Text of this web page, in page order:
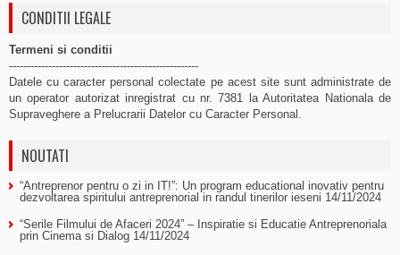
CONDITII LEGALE
Termeni si conditii
-----------------------------------------------------
Datele cu caracter personal colectate pe acest site sunt administrate de
un operator autorizat inregistrat cu nr. 7381 la Autoritatea Nationala de
Supraveghere a Prelucrarii Datelor cu Caracter Personal.
NOUTATI
“Antreprenor pentru o zi in IT!”: Un program educational inovativ pentru
dezvoltarea spiritului antreprenorial in randul tinerilor ieseni 14/11/2024
“Serile Filmului de Afaceri 2024” – Inspiratie si Educatie Antreprenoriala
prin Cinema si Dialog 14/11/2024